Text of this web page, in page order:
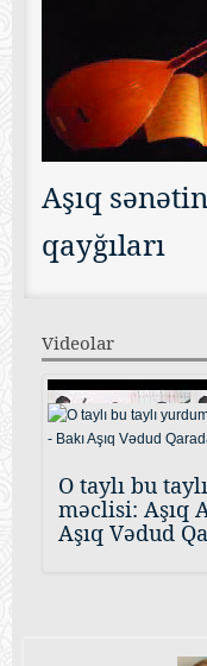
Aşıq
qayğıları
Videolar
O taylı bu
məclisi: Aşıq
Aşıq Vədud